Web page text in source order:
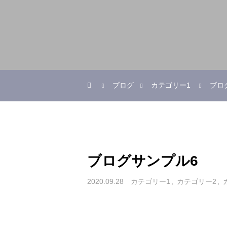
ブログ カテゴリー1 ブロ
ブログサンプル6
2020.09.28 カテゴリー1 カテゴリー2